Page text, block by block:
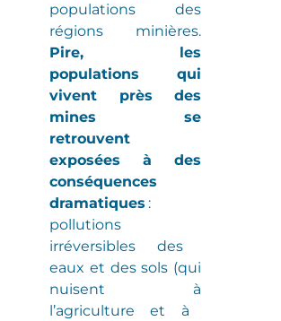
populations des
régions minières.
Pire, les
populations qui
vivent près des
mines se
retrouvent
exposées à des
conséquences
dramatiques :
pollutions
irréversibles des
eaux et des sols (qui
nuisent à
l’agriculture et à